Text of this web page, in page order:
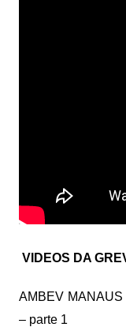
VIDEOS DA
AMBEV
– parte 1